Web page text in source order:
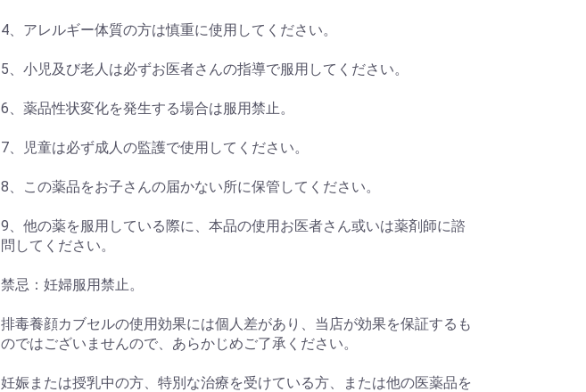
4、アレルギー体質の方は慎重に使用してください。
5、小児及び老人は必ずお医者さんの指導で服用してください。
6、薬品性状変化を発生する場合は服用禁止。
7、児童は必ず成人の監護で使用してください。
8、この薬品をお子さんの届かない所に保管してください。
9、他の薬を服用している際に、本品の使用お医者さん或いは薬剤師に諮
問してください。
禁忌：妊婦服用禁止。
排毒養顔カブセルの使用効果には個人差があり、当店が効果を保証するも
のではございませんので、あらかじめご了承ください。
妊娠または授乳中の方、特別な治療を受けている方、または他の医薬品を